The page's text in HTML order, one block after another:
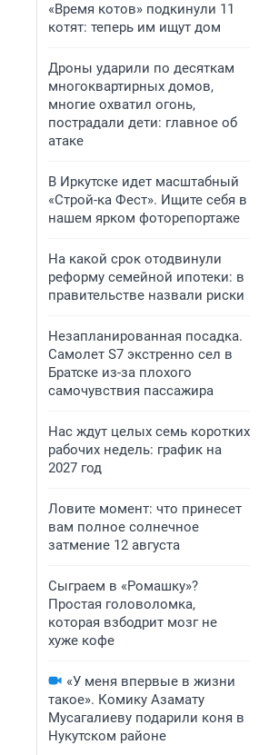
«Время котов» подкинули 11
котят: теперь им ищут дом
Дроны ударили по десяткам
многоквартирных домов,
многие охватил огонь,
пострадали дети: главное об
атаке
В Иркутске идет масштабный
«Строй-ка Фест». Ищите себя в
нашем ярком фоторепортаже
На какой срок отодвинули
реформу семейной ипотеки: в
правительстве назвали риски
Незапланированная посадка.
Самолет S7 экстренно сел в
Братске из-за плохого
самочувствия пассажира
Нас ждут целых семь коротких
рабочих недель: график на
2027 год
Ловите момент: что принесет
вам полное солнечное
затмение 12 августа
Сыграем в «Ромашку»?
Простая головоломка,
которая взбодрит мозг не
хуже кофе
«У меня впервые в жизни
такое». Комику Азамату
Мусагалиеву подарили коня в
Нукутском районе